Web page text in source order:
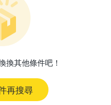
換其他條件吧！
再搜尋